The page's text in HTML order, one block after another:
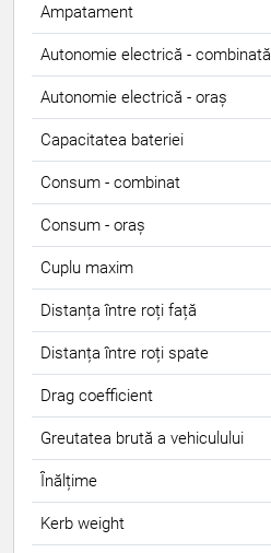
Ampatament
Autonomie electrică - combinată
Autonomie electrică - oraș
Capacitatea bateriei
Consum - combinat
Consum - oraș
Cuplu maxim
Distanța între roți față
Distanța între roți spate
Drag coefficient
Greutatea brută a vehiculului
Înălțime
Kerb weight